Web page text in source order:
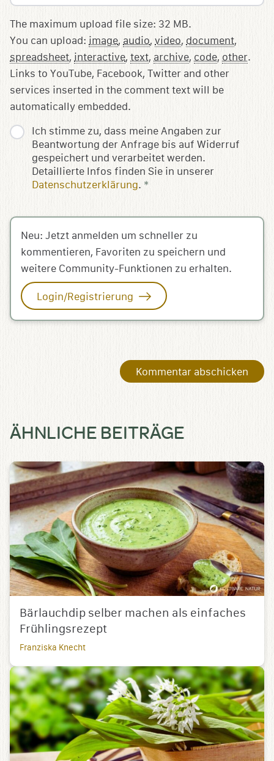
Ich stimme zu, dass meine Angaben zur
Beantwortung der Anfrage bis auf Widerruf
gespeichert und verarbeitet werden.
Detaillierte Infos finden Sie in unserer
Datenschutzerklärung. *
The maximum upload file size: 32 MB.
You can upload: image, audio, video, document,
spreadsheet, interactive, text, archive, code, other.
Links to YouTube, Facebook, Twitter and other
services inserted in the comment text will be
automatically embedded.
Neu: Jetzt anmelden um schneller zu
kommentieren, Favoriten zu speichern und
weitere Community-Funktionen zu erhalten.
Login/Registrierung
ÄHNLICHE BEITRÄGE
Bärlauchdip selber machen als einfaches
Frühlingsrezept
Franziska Knecht